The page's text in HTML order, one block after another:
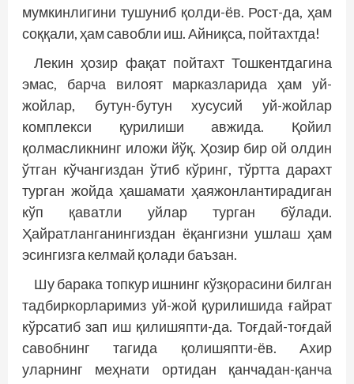
мумкинлигини тушуниб қолди-ёв. Рост-да, ҳам
соққали, ҳам савобли иш. Айниқса, пойтахтда!
Лекин ҳозир фақат пойтахт Тошкентдагина
эмас, барча вилоят марказларида ҳам уй-
жойлар, бутун-бутун хусусий уй-жойлар
комплекси қурилиши авжида. Қойил
қолмасликнинг иложи йўқ. Ҳозир бир ой олдин
ўтган кўчангиздан ўтиб кўринг, тўртта дарахт
турган жойда ҳашамати ҳаяжонлантирадиган
кўп қаватли уйлар турган бўлади.
Ҳайратланганингиздан ёқангизни ушлаш ҳам
эсингизга келмай қолади баъзан.
Шу барака топкур ишнинг кўзқорасини билган
тадбиркорларимиз уй-жой қурилишида ғайрат
кўрсатиб зап иш қилишяпти-да. Тоғдай-тоғдай
савобнинг тагида қолишяпти-ёв. Ахир
уларнинг меҳнати ортидан қанчадан-қанча